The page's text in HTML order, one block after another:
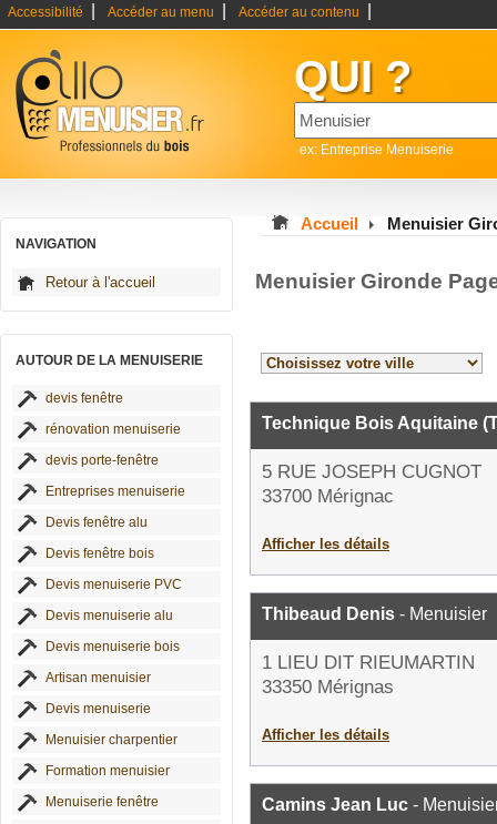
Accessibilité Accéder au menu Accéder au contenu
QUI ?
ex: Entreprise Menuiserie
NAVIGATION
Retour à l'accueil
AUTOUR DE LA MENUISERIE
devis fenêtre
rénovation menuiserie
devis porte-fenêtre
Entreprises menuiserie
Devis fenêtre alu
Devis fenêtre bois
Devis menuiserie PVC
Devis menuiserie alu
Devis menuiserie bois
Artisan menuisier
Devis menuiserie
Menuisier charpentier
Formation menuisier
Menuiserie fenêtre
Accueil Menuisier
Menuisier Gironde
Technique Bois Aquitaine
5 RUE JOSEPH CUGNOT
33700 Mérignac
Afficher les détails
Thibeaud Denis - Menuisier
1 LIEU DIT RIEUMARTIN
33350 Mérignas
Afficher les détails
Camins Jean Luc -